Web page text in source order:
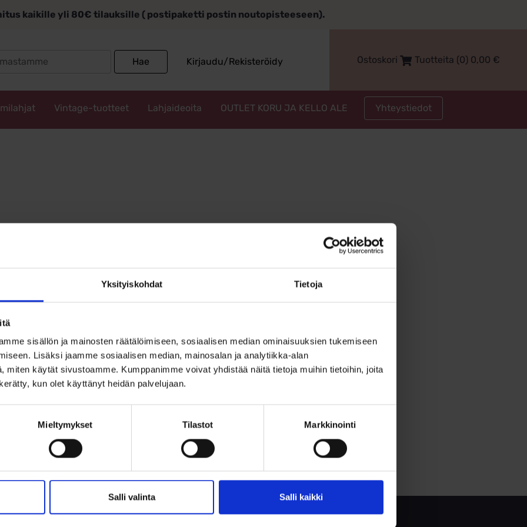
Yksityiskohdat Tietoja
sisällön ja mainosten räätälöimiseen, sosiaalisen median ominaisuuksien tukemiseen
Lisäksi jaamme sosiaalisen median, mainosalan ja analytiikka-alan
miten käytät sivustoamme. Kumppanimme voivat yhdistää näitä tietoja muihin tietoihin, joita
kun olet käyttänyt heidän palvelujaan.
Mieltymykset Tilastot Markkinointi
Salli valinta Salli kaikki
kaikille yli 80€ tilauksille ( postipaketti postin noutopisteeseen).
Hae Kirjaudu/Rekisteröidy Ostoskori Tuotteita (0) 0,00 €
Vintage-tuotteet Lahjaideoita OUTLET KORU JA KELLO ALE Yhteystiedot